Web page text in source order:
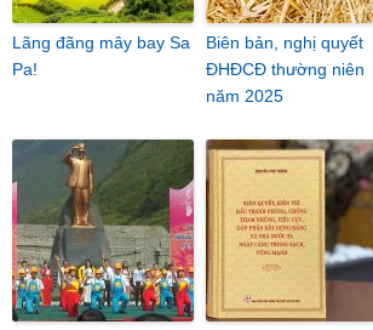
Lãng đãng mây bay Sa
Pa!
Biên bản, nghị quyết
ĐHĐCĐ thường niên
năm 2025